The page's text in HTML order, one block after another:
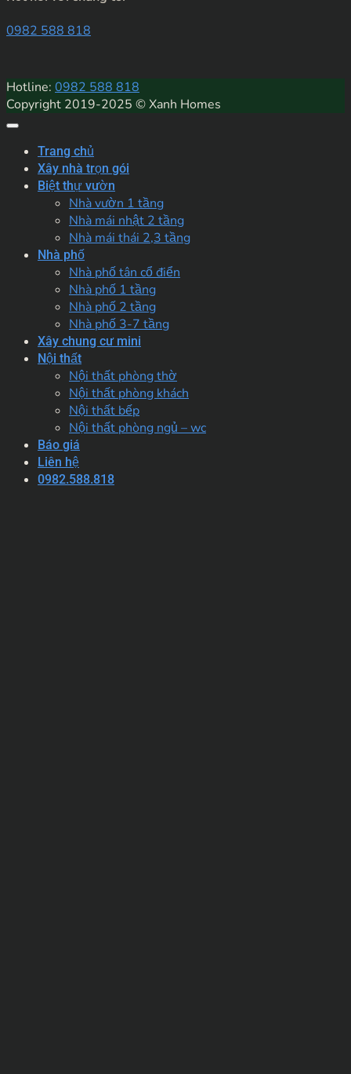
0982 588 818
Hotline: 0982 588 818
Copyright 2019-2025 © Xanh Homes
Trang chủ
Xây nhà trọn gói
Biệt thự vườn
Nhà vườn 1 tầng
Nhà mái nhật 2 tầng
Nhà mái thái 2,3 tầng
Nhà phố
Nhà phố tân cổ điển
Nhà phố 1 tầng
Nhà phố 2 tầng
Nhà phố 3-7 tầng
Xây chung cư mini
Nội thất
Nội thất phòng thờ
Nội thất phòng khách
Nội thất bếp
Nội thất phòng ngủ – wc
Báo giá
Liên hệ
0982.588.818